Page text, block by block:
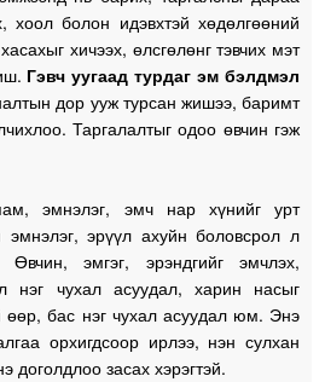
хоол болон идэвхтэй хөдөлгөөний
хичээх, өлсгөлөнг тэвчих мэт
Гэвч уугаад турдаг эм бэлдмэл
дор ууж турсан жишээ, баримт
Таргалалтыг одоо өвчин гэж
эмнэлэг, эмч нар хүнийг урт
эрүүл ахуйн боловсрол л
эмгэг, эрэндгийг эмчлэх,
нэг чухал асуудал, харин насыг
өөр, бас нэг чухал асуудал юм. Энэ
орхигдсоор ирлээ, нэн сулхан
доголдлоо засах хэрэгтэй.